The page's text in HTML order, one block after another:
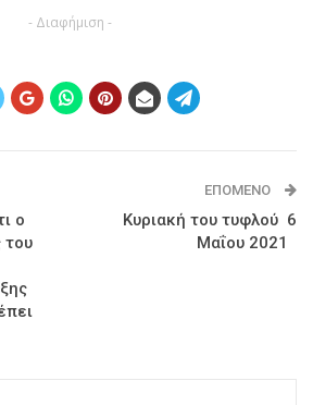
- Διαφήμιση -
ο
του
ΕΠΌΜΕΝΟ
Κυριακή του τυφλού 6
Μαΐου 2021